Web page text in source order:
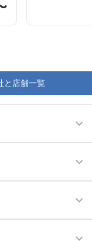
と店舗一覧
迎なし）
なし）